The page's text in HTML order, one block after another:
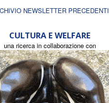
NEWSLETTER PRECEDENTI
CULTURA E WELFARE
una ricerca in collaborazione con